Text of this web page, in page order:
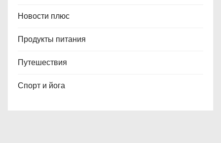
Новости плюс
Продукты питания
Путешествия
Спорт и йога